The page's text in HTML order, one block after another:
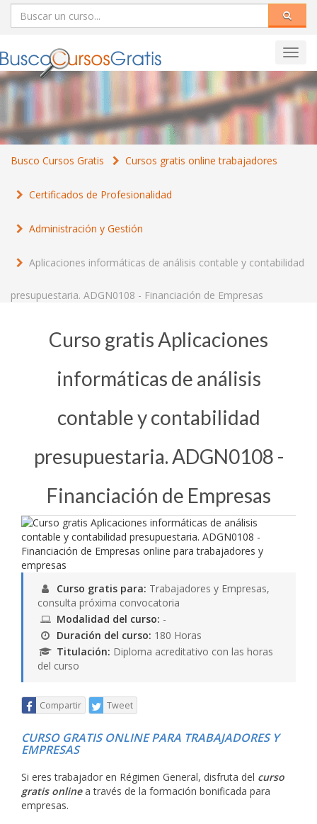
Busco Cursos Gratis Cursos gratis online trabajadores
Certificados de Profesionalidad
Administración y Gestión
Aplicaciones informáticas de análisis contable y contabilidad
presupuestaria. ADGN0108 - Financiación de Empresas
Curso gratis Aplicaciones
informáticas de análisis
contable y contabilidad
presupuestaria. ADGN0108 -
Financiación de Empresas
Curso gratis para: Trabajadores y Empresas,
consulta próxima convocatoria
Modalidad del curso: -
Duración del curso: 180 Horas
Titulación: Diploma acreditativo con las horas
del curso
Compartir Tweet
CURSO GRATIS ONLINE PARA TRABAJADORES Y
EMPRESAS
Si eres trabajador en Régimen General, disfruta del curso
gratis onlinea través de la formación bonificada para
empresas.